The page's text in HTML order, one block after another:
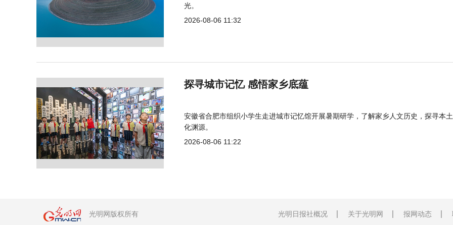
光。
2026-08-06 11:32
探寻城市记忆 感悟家乡底蕴
安徽省合肥市组织小学生走进城市记忆馆开展暑期研学，了解家乡人文历史，探寻本
化渊源。
2026-08-06 11:22
光明网版权所有 光明日报社概况 关于光明网 报网动态